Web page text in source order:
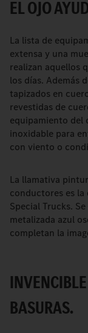
EL OJO
La lista de
extensa y una
realizan aquellos
los días. Además
tapizados en
revestidas de
equipamiento del
inoxidable para
con viento o
La llamativa
conductores es la
Special Trucks.
metalizada azul
completan la
BASURAS.